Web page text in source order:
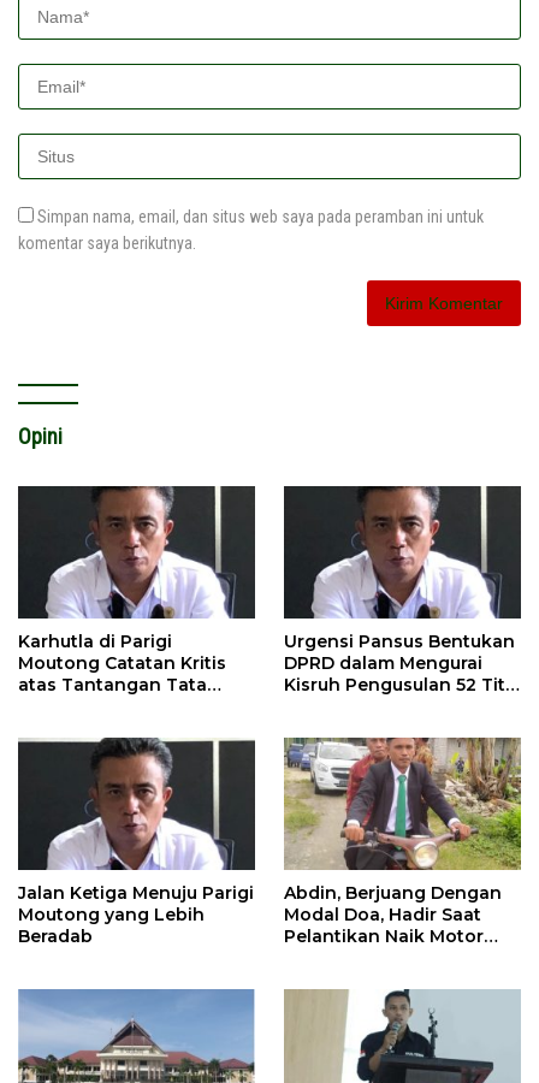
Simpan nama, email, dan situs web saya pada peramban ini untuk
komentar saya berikutnya.
Opini
Karhutla di Parigi
Moutong Catatan Kritis
atas Tantangan Tata
Urgensi Pansus Bentukan
DPRD dalam Mengurai
Kisruh Pengusulan 52 Titik
Jalan Ketiga Menuju Parigi
Moutong yang Lebih
Beradab
Abdin, Berjuang Dengan
Modal Doa, Hadir Saat
Pelantikan Naik Motor